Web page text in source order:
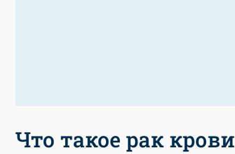
Что такое рак крови